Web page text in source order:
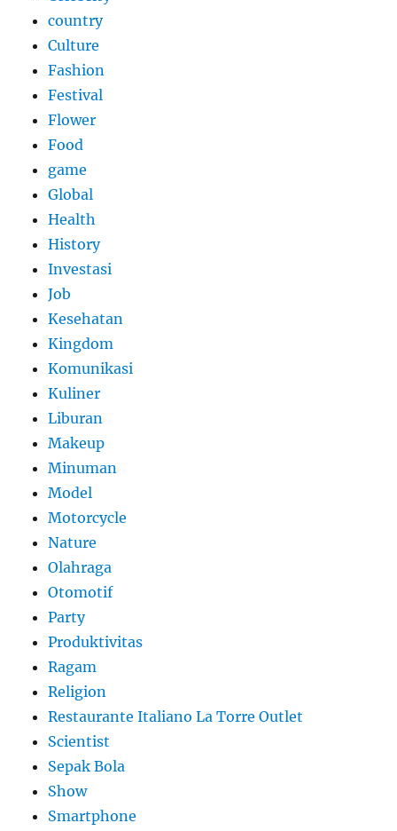
country
Culture
Fashion
Festival
Flower
Food
game
Global
Health
History
Investasi
Job
Kesehatan
Kingdom
Komunikasi
Kuliner
Liburan
Makeup
Minuman
Model
Motorcycle
Nature
Olahraga
Otomotif
Party
Produktivitas
Ragam
Religion
Restaurante Italiano La Torre Outlet
Scientist
Sepak Bola
Show
Smartphone